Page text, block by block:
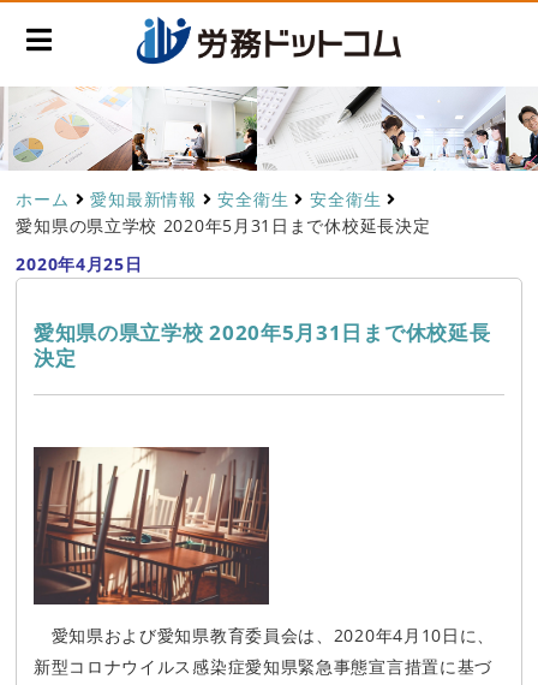
ホーム 愛知最新情報 安全衛生
安全衛生
愛知県の県立学校 2020年5月31日まで休校延長決定
2020年4月25日
愛知県の県立学校 2020年5月31日まで休校延長
決定
愛知県および愛知県教育委員会は、2020年4月10日に、
新型コロナウイルス感染症愛知県緊急事態宣言措置に基づ